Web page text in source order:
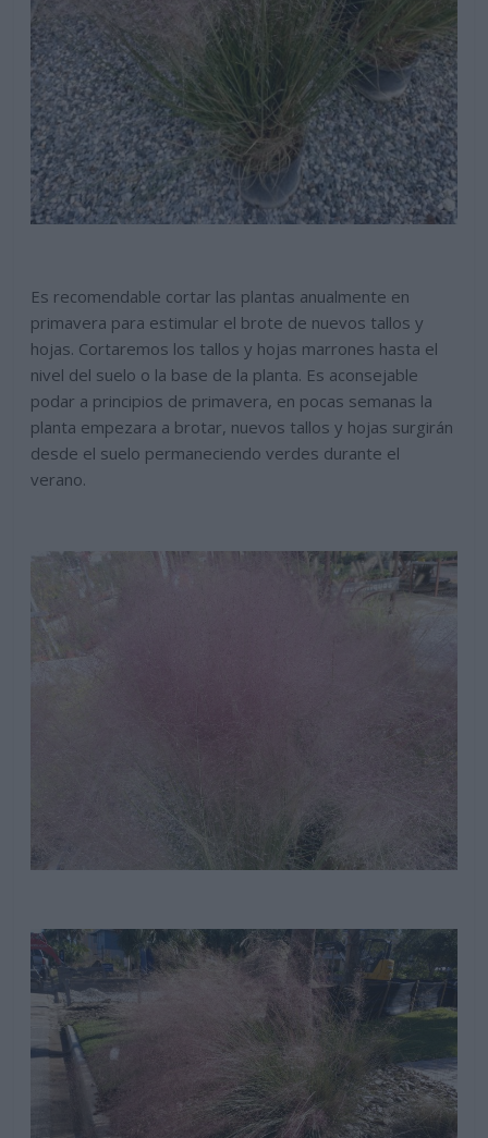
Es recomendable cortar las plantas anualmente en
primavera para estimular el brote de nuevos tallos y
hojas. Cortaremos los tallos y hojas marrones hasta el
nivel del suelo o la base de la planta. Es aconsejable
podar a principios de primavera, en pocas semanas la
planta empezara a brotar, nuevos tallos y hojas surgirán
desde el suelo permaneciendo verdes durante el
verano.